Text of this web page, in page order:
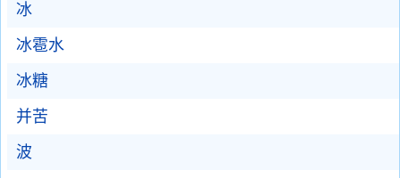
冰
冰雹水
冰糖
并苦
波